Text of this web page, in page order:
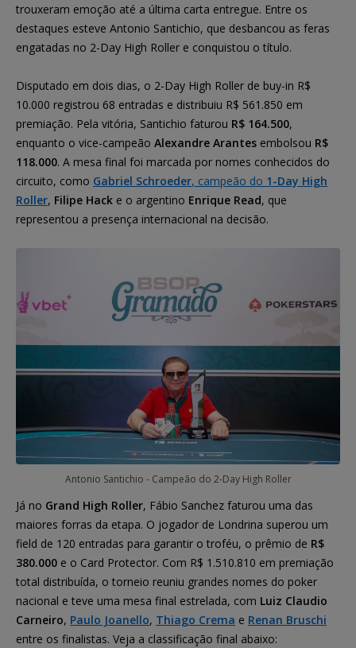
trouxeram emoção até a última carta entregue. Entre os
destaques esteve Antonio Santichio, que desbancou as feras
engatadas no 2-Day High Roller e conquistou o título.
Disputado em dois dias, o 2-Day High Roller de buy-in R$
10.000 registrou 68 entradas e distribuiu R$ 561.850 em
premiação. Pela vitória, Santichio faturou R$ 164.500,
enquanto o vice-campeão Alexandre Arantes embolsou R$
118.000. A mesa final foi marcada por nomes conhecidos do
circuito, como Gabriel Schroeder, campeão do 1-Day High
Roller, Filipe Hack e o argentino Enrique Read, que
representou a presença internacional na decisão.
Antonio Santichio - Campeão do 2-Day High Roller
Já no Grand High Roller, Fábio Sanchez faturou uma das
maiores forras da etapa. O jogador de Londrina superou um
field de 120 entradas para garantir o troféu, o prêmio de R$
380.000 e o Card Protector. Com R$ 1.510.810 em premiação
total distribuída, o torneio reuniu grandes nomes do poker
nacional e teve uma mesa final estrelada, com Luiz Claudio
Carneiro, Paulo Joanello, Thiago Crema e Renan Bruschi
entre os finalistas. Veja a classificação final abaixo: